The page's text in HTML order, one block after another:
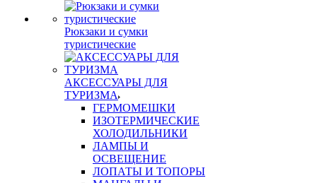
Рюкзаки и сумки
туристические
АКСЕССУАРЫ ДЛЯ
ТУРИЗМА
ГЕРМОМЕШКИ
ИЗОТЕРМИЧЕСКИЕ
ХОЛОДИЛЬНИКИ
ЛАМПЫ И
ОСВЕЩЕНИЕ
ЛОПАТЫ И ТОПОРЫ